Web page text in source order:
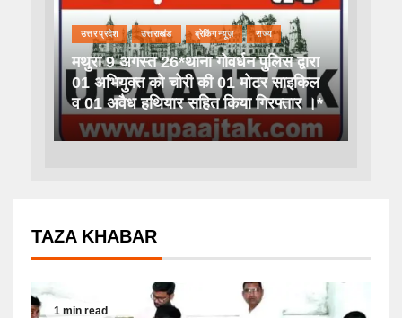
उत्तर प्रदेश उत्तराखंड ब्रेकिंग न्यूज़ राज्य
मथुरा 9 अगस्त 26*थाना गोवर्धन पुलिस द्वारा
01 अभियुक्त को चोरी की 01 मोटर साइकिल
व 01 अवैध हथियार सहित किया गिरफ्तार ।*
TAZA KHABAR
1 min read